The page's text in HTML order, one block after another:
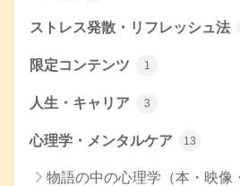
ストレス発散・リフレッシュ法
限定コンテンツ 1
人生・キャリア 3
心理学・メンタルケア 13
物語の中の心理学（本・映像